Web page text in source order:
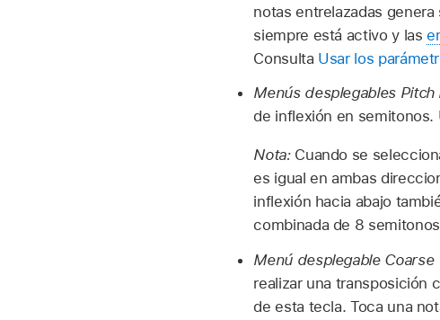
notas entrelazadas
siempre está activo y las
Consulta Usar los
Menús desplegables
de inflexión en
Nota: Cuando se
es igual en ambas
inflexión hacia abajo
combinada de 8
Menú desplegable Coarse
realizar una transposición
de esta tecla. Toca una